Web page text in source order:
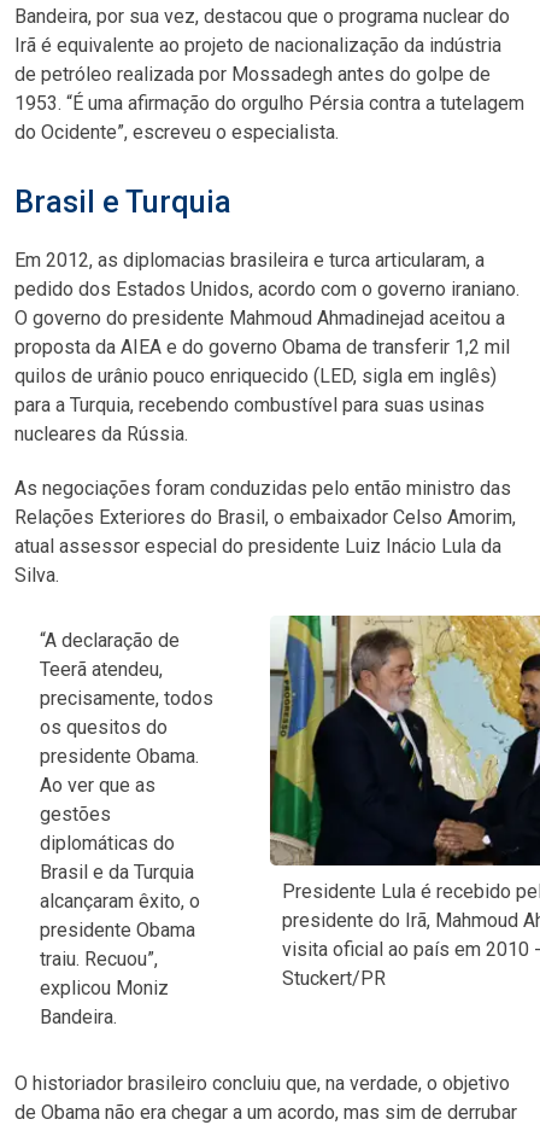
Bandeira, por sua vez, destacou que o programa nuclear do
Irã é equivalente ao projeto de nacionalização da indústria
de petróleo realizada por Mossadegh antes do golpe de
1953. “É uma afirmação do orgulho Pérsia contra a tutelagem
do Ocidente”, escreveu o especialista.
Brasil e Turquia
Em 2012, as diplomacias brasileira e turca articularam, a
pedido dos Estados Unidos, acordo com o governo iraniano.
O governo do presidente Mahmoud Ahmadinejad aceitou a
proposta da AIEA e do governo Obama de transferir 1,2 mil
quilos de urânio pouco enriquecido (LED, sigla em inglês)
para a Turquia, recebendo combustível para suas usinas
nucleares da Rússia.
As negociações foram conduzidas pelo então ministro das
Relações Exteriores do Brasil, o embaixador Celso Amorim,
atual assessor especial do presidente Luiz Inácio Lula da
Silva.
Presidente Lula é recebido
presidente do Irã, Mahmoud
visita oficial ao país em 2010
Stuckert/PR
“A declaração de
Teerã atendeu,
precisamente, todos
os quesitos do
presidente Obama.
Ao ver que as
gestões
diplomáticas do
Brasil e da Turquia
alcançaram êxito, o
presidente Obama
traiu. Recuou”,
explicou Moniz
Bandeira.
O historiador brasileiro concluiu que, na verdade, o objetivo
de Obama não era chegar a um acordo, mas sim de derrubar